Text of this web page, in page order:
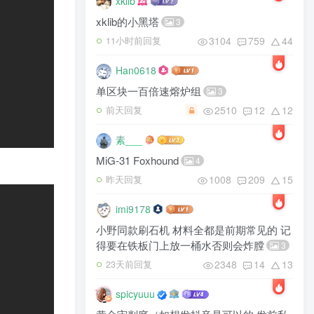
xklib的小黑塔 3
11小时前回复 3104 759 44
Han0618
单区块一百倍速熔炉组 3
前天回复 2510 12 12
素___
MiG-31 Foxhound 4
昨天回复 1008 209 15
imi9178
小野同款刷石机 材料全都是前期常见的 记
得要在铁板门上放一桶水否则会炸膛
3
23天前回复 2348 14 13
spicyuuu